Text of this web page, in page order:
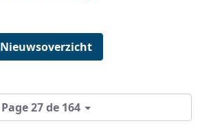
Nieuwsoverzicht
Page 27 de 164